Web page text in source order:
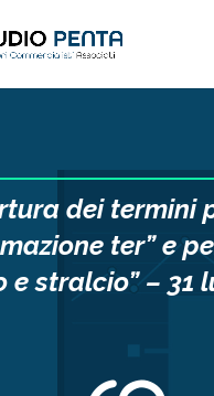
dei termini
ter” e
e stralcio” – 31